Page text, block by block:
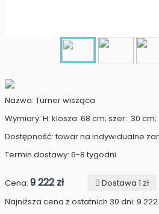
Nazwa: Turner wisząca
Wymiary: H: klosza: 68 cm; szer.: 30 cm;
Dostępność: towar na indywidualne
Termin dostawy: 6-8 tygodni
Cena: 9 222 zł
Dostawa 1 zł
Najniższa cena z ostatnich 30 dni: 9 222